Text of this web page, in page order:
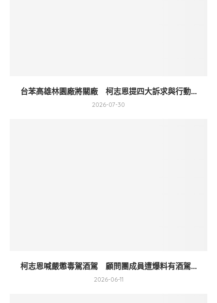
台苯高雄林園廠將關廠 柯志恩提四大訴求與行動...
2026-07-30
柯志恩喊嚴懲毒駕酒駕 顧問團成員遭爆料有酒駕...
2026-06-11